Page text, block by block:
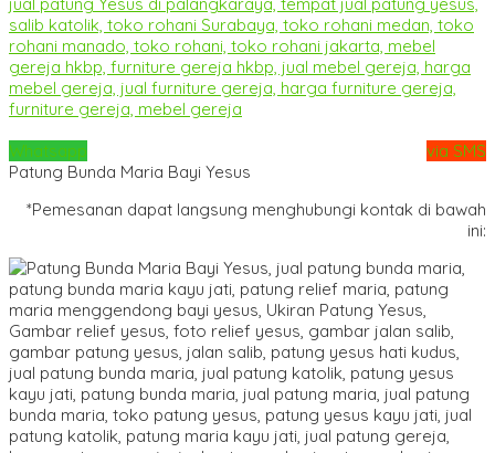
Whatsapp
via SMS
Patung Bunda Maria Bayi Yesus
*Pemesanan dapat langsung menghubungi kontak di bawah
ini: